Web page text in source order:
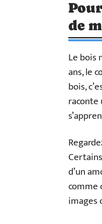
de
Le bois
ans, le
bois,
raconte
d’un
comme
images